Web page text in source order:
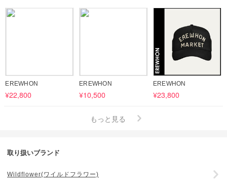
EREWHON
¥22,800
EREWHON
¥10,500
EREWHON
¥23,800
もっと見る
取り扱いブランド
Wildflower(ワイルドフラワー)